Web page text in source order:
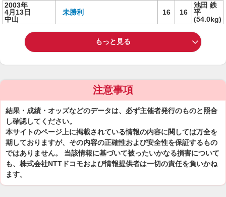
2003年
4月13日
中山
未勝利 16 16
池田 鉄
平
(54.0kg)
もっと見る
注意事項
結果・成績・オッズなどのデータは、必ず主催者発行のものと照合
し確認してください。
本サイトのページ上に掲載されている情報の内容に関しては万全を
期しておりますが、その内容の正確性および安全性を保証するもの
ではありません。 当該情報に基づいて被ったいかなる損害について
も、株式会社NTTドコモおよび情報提供者は一切の責任を負いかね
ます。